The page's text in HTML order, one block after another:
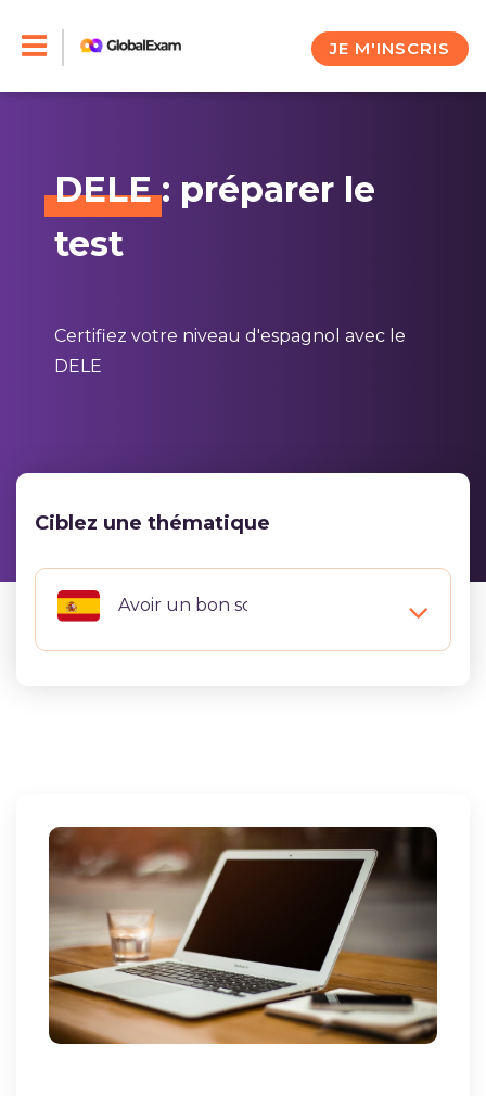
JE M'INSCRIS
DELE: préparer le
test
Certifiez votre niveau d'espagnol avec le
DELE
Ciblez une thématique
Avoir un bon score au DELE